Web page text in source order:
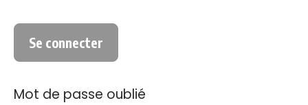
Mot de passe oublié